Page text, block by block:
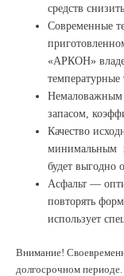
средств
Современные
«АРКОН»
температурные
Немаловажным
запасом,
Качество
минимальным
будет выгодно
Асфальт —
повторять
использует
Внимание!
долгосрочном периоде.